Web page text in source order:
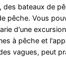
des bateaux de
pêche. Vous
d'une
à pêche et
vagues, peut